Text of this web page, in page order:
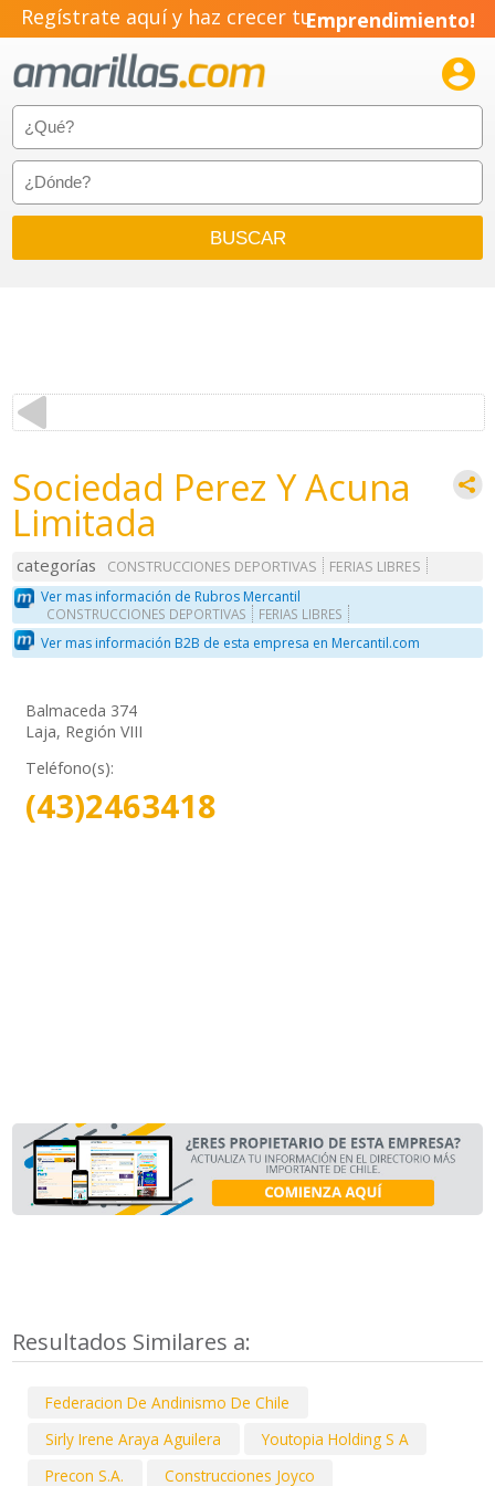
Regístrate aquí y haz crecer tuEmprendimiento!

Sociedad Perez Y Acuna
Limitada
categorías CONSTRUCCIONES DEPORTIVAS
FERIAS LIBRES
Ver mas información de Rubros Mercantil
CONSTRUCCIONES DEPORTIVAS FERIAS LIBRES
Ver mas información B2B de esta empresa en Mercantil.com
Balmaceda 374
Laja, Región VIII
Teléfono(s):
(43)2463418
Resultados Similares a:
Federacion De Andinismo De Chile
Sirly Irene Araya Aguilera
Youtopia Holding S A
Precon S.A.
Construcciones Joyco